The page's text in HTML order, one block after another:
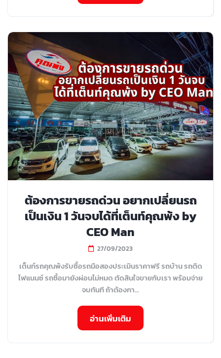
ต้องการขายรถด่วน อยากเปลี่ยนรถ
เป็นเงิน 1 วันจบได้ที่เต็นท์คุณพ้ง by
CEO Man
27/09/2023
เต็นท์รถคุณพ้งรับซื้อรถมือสองประเมินราคาฟรี รถบ้าน รถติด
ไฟแนนซ์ รถซื้อมายังผ่อนไม่หมด ตัดสินใจขายกับเรา พร้อมจ่าย
จบทันที ถ้าต้องกา...
อ่านเพิ่มเติม